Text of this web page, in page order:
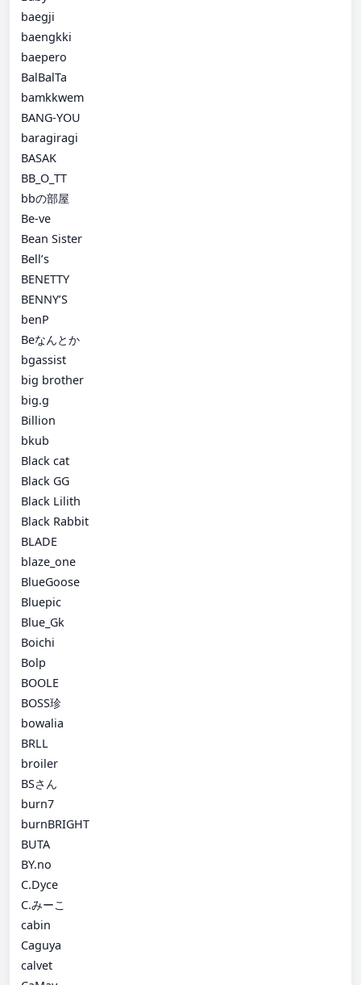
baegji
baengkki
baepero
BalBalTa
bamkkwem
BANG-YOU
baragiragi
BASAK
BB_O_TT
bbの部屋
Be-ve
Bean Sister
Bell’s
BENETTY
BENNY’S
benP
Beなんとか
bgassist
big brother
big.g
Billion
bkub
Black cat
Black GG
Black Lilith
Black Rabbit
BLADE
blaze_one
BlueGoose
Bluepic
Blue_Gk
Boichi
Bolp
BOOLE
BOSS珍
bowalia
BRLL
broiler
BSさん
burn7
burnBRIGHT
BUTA
BY.no
C.Dyce
C.みーこ
cabin
Caguya
calvet